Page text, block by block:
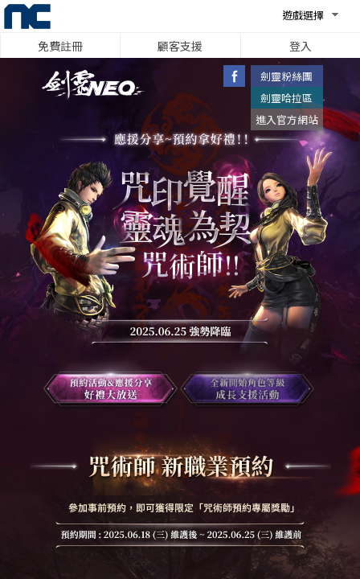
劍靈粉絲團
劍靈哈拉區
進入官方網站
遊戲選擇
免費註冊 顧客支援 登入